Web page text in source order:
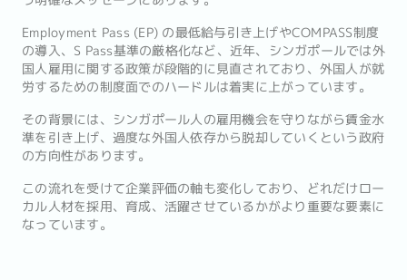
Employment Pass (EP) の最低給与引き上げやCOMPASS制度
の導入、S Pass基準の厳格化など、近年、シンガポールでは外
国人雇用に関する政策が段階的に見直されており、外国人が就
労するための制度面でのハードルは着実に上がっています。
その背景には、シンガポール人の雇用機会を守りながら賃金水
準を引き上げ、過度な外国人依存から脱却していくという政府
の方向性があります。
この流れを受けて企業評価の軸も変化しており、どれだけロー
カル人材を採用、育成、活躍させているかがより重要な要素に
なっています。